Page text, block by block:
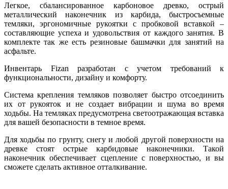
Легкое, сбалансированное карбоновое древко, острый
металлический наконечник из карбида, быстросъемные
темляки, эргономичные рукоятки с пробковой вставкой –
составляющие успеха и удовольствия от каждого занятия. В
комплекте так же есть резиновые башмачки для занятий на
асфальте.
Инвентарь Fizan разработан с учетом требований к
функциональности, дизайну и комфорту.
Система крепления темляков позволяет быстро отсоединить
их от рукояток и не создает вибрации и шума во время
ходьбы. На темляках предусмотрена светоотражающая вставка
для вашей безопасности в темное время.
Для ходьбы по грунту, снегу и любой другой поверхности на
древке стоят острые карбидовые наконечники. Такой
наконечник обеспечивает сцепление с поверхностью, и вы
сможете сделать активное отталкивание.